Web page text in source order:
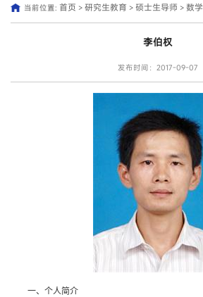
当前位置: 首页 > 研究生教育 > 硕士生导师 > 数学
李伯权
发布时间：2017-09-07
一、个人简介